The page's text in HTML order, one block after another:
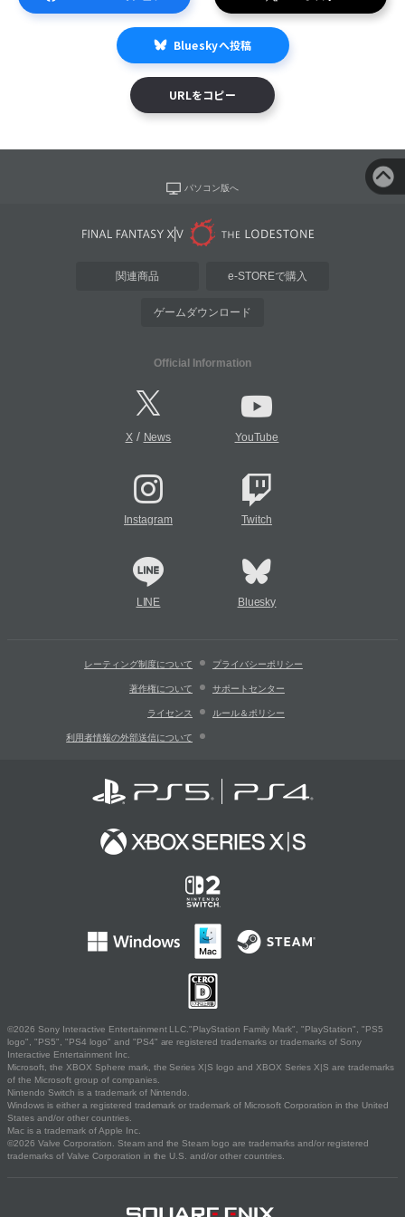
Blueskyへ投稿
URLをコピー
パソコン版へ
関連商品 e-STOREで購入
ゲームダウンロード
Official Information
X/ News YouTube
Instagram Twitch
LINE Bluesky
レーティング制度について プライバシーポリシー
著作権について サポートセンター
ライセンス ルール＆ポリシー
利用者情報の外部送信について
©2026 Sony Interactive Entertainment LLC."PlayStation Family Mark", "PlayStation", "PS5
logo", "PS5", "PS4 logo" and "PS4" are registered trademarks or trademarks of Sony
Interactive Entertainment Inc.
Microsoft, the XBOX Sphere mark, the Series X|S logo and XBOX Series X|S are trademarks
of the Microsoft group of companies.
Nintendo Switch is a trademark of Nintendo.
Windows is either a registered trademark or trademark of Microsoft Corporation in the United
States and/or other countries.
Mac is a trademark of Apple Inc.
©2026 Valve Corporation. Steam and the Steam logo are trademarks and/or registered
trademarks of Valve Corporation in the U.S. and/or other countries.